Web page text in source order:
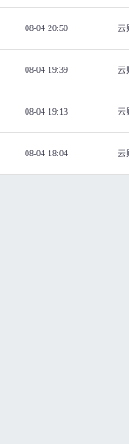
08-04 20:50 云
08-04 19:39 云
08-04 19:13 云
08-04 18:04 云